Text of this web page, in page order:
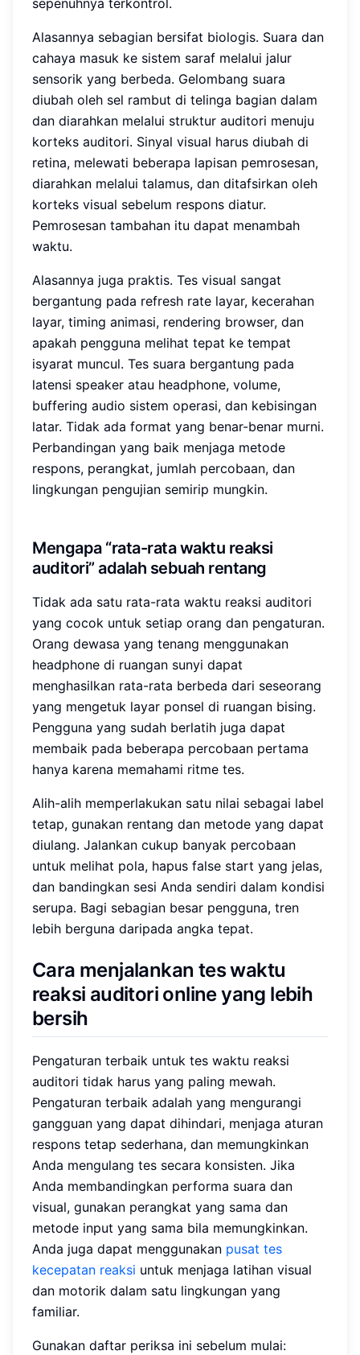
Alasannya sebagian bersifat biologis. Suara dan
cahaya masuk ke sistem saraf melalui jalur
sensorik yang berbeda. Gelombang suara
diubah oleh sel rambut di telinga bagian dalam
dan diarahkan melalui struktur auditori menuju
korteks auditori. Sinyal visual harus diubah di
retina, melewati beberapa lapisan pemrosesan,
diarahkan melalui talamus, dan ditafsirkan oleh
korteks visual sebelum respons diatur.
Pemrosesan tambahan itu dapat menambah
waktu.
Alasannya juga praktis. Tes visual sangat
bergantung pada refresh rate layar, kecerahan
layar, timing animasi, rendering browser, dan
apakah pengguna melihat tepat ke tempat
isyarat muncul. Tes suara bergantung pada
latensi speaker atau headphone, volume,
buffering audio sistem operasi, dan kebisingan
latar. Tidak ada format yang benar-benar murni.
Perbandingan yang baik menjaga metode
respons, perangkat, jumlah percobaan, dan
lingkungan pengujian semirip mungkin.
Mengapa “rata-rata waktu reaksi
auditori” adalah sebuah rentang
Tidak ada satu rata-rata waktu reaksi auditori
yang cocok untuk setiap orang dan pengaturan.
Orang dewasa yang tenang menggunakan
headphone di ruangan sunyi dapat
menghasilkan rata-rata berbeda dari seseorang
yang mengetuk layar ponsel di ruangan bising.
Pengguna yang sudah berlatih juga dapat
membaik pada beberapa percobaan pertama
hanya karena memahami ritme tes.
Alih-alih memperlakukan satu nilai sebagai label
tetap, gunakan rentang dan metode yang dapat
diulang. Jalankan cukup banyak percobaan
untuk melihat pola, hapus false start yang jelas,
dan bandingkan sesi Anda sendiri dalam kondisi
serupa. Bagi sebagian besar pengguna, tren
lebih berguna daripada angka tepat.
Cara menjalankan tes waktu
reaksi auditori online yang lebih
bersih
Pengaturan terbaik untuk tes waktu reaksi
auditori tidak harus yang paling mewah.
Pengaturan terbaik adalah yang mengurangi
gangguan yang dapat dihindari, menjaga aturan
respons tetap sederhana, dan memungkinkan
Anda mengulang tes secara konsisten. Jika
Anda membandingkan performa suara dan
visual, gunakan perangkat yang sama dan
metode input yang sama bila memungkinkan.
Anda juga dapat menggunakan pusat tes
kecepatan reaksi untuk menjaga latihan visual
dan motorik dalam satu lingkungan yang
familiar.
Gunakan daftar periksa ini sebelum mulai: